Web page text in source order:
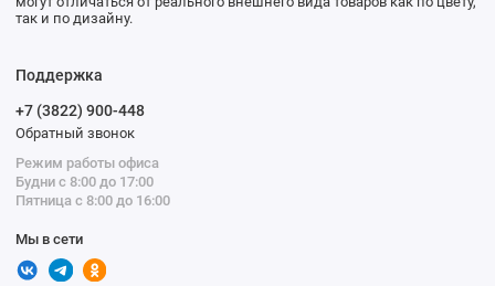
так и по дизайну.
Поддержка
+7 (3822) 900-448
Обратный звонок
Режим работы офиса
Будни с 8:00 до 17:00
Пятница с 8:00 до 16:00
Мы в сети